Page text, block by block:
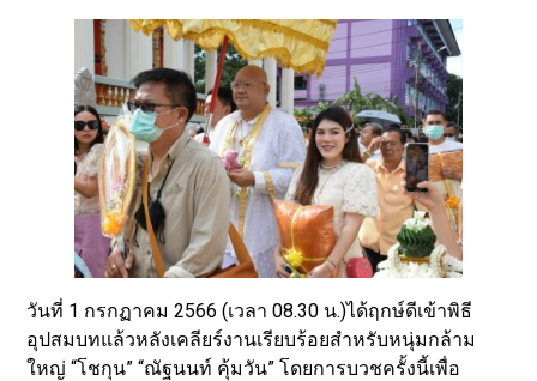
วันที่ 1 กรกฏาคม 2566 (เวลา 08.30 น.)ได้ฤกษ์ดีเข้าพิธี
อุปสมบทแล้วหลังเคลียร์งานเรียบร้อยสำหรับหนุ่มกล้าม
ใหญ่ “โชกุน” “ณัฐนนท์ คุ้มวัน” โดยการบวชครั้งนี้เพื่อ